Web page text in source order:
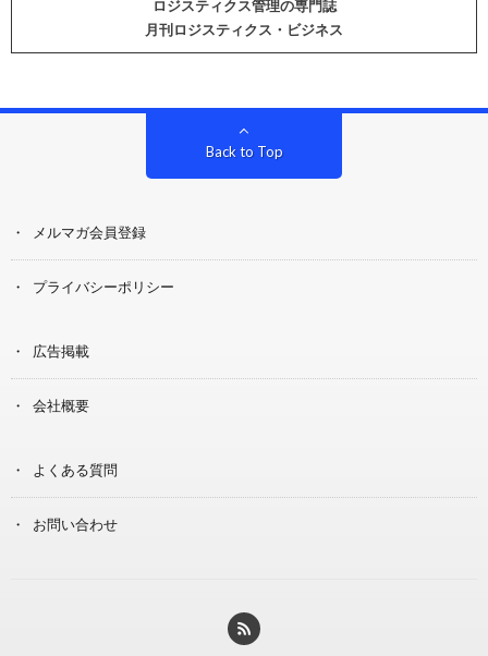
ロジスティクス管理の専門誌
月刊ロジスティクス・ビジネス
Back to Top
メルマガ会員登録
プライバシーポリシー
広告掲載
会社概要
よくある質問
お問い合わせ